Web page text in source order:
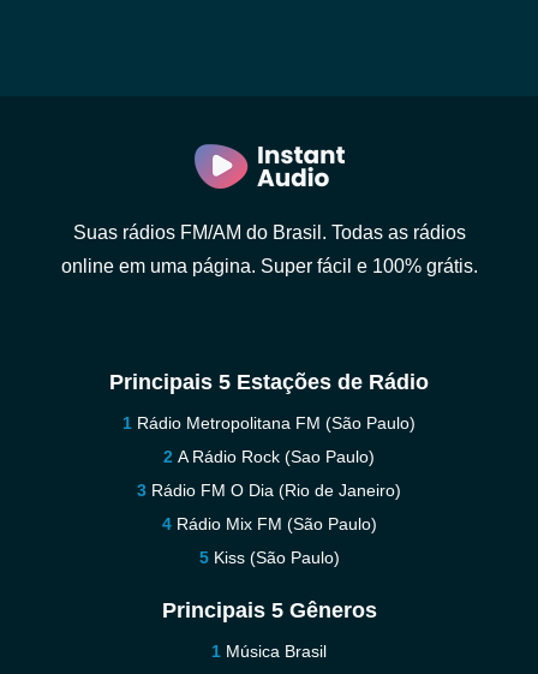
Suas rádios FM/AM do Brasil. Todas as rádios
online em uma página. Super fácil e 100% grátis.
Principais 5 Estações de Rádio
Rádio Metropolitana FM (São Paulo)
A Rádio Rock (Sao Paulo)
Rádio FM O Dia (Rio de Janeiro)
Rádio Mix FM (São Paulo)
Kiss (São Paulo)
Principais 5 Gêneros
Música Brasil